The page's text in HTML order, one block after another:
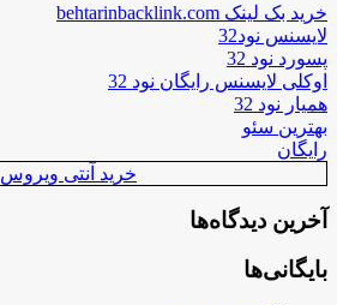
خرید بک لینک behtarinbacklink.com
لایسنس نود32
پسورد نود 32
اوکلی لایسنس رایگان نود 32
همیار نود 32
بهترین سئو
رایگان
خرید آنتی ویروس
آخرین دیدگاه‌ها
بایگانی‌ها